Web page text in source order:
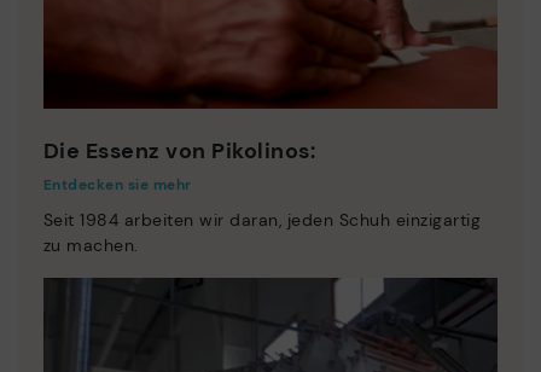
Die Essenz von Pikolinos:
Entdecken sie mehr
Seit 1984 arbeiten wir daran, jeden Schuh einzigartig
zu machen.